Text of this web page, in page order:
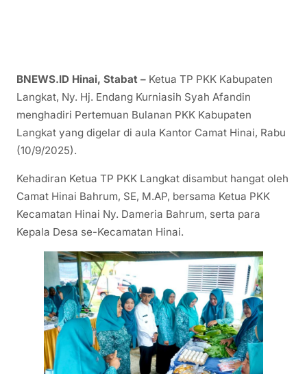
BNEWS.ID Hinai, Stabat – Ketua TP PKK Kabupaten
Langkat, Ny. Hj. Endang Kurniasih Syah Afandin
menghadiri Pertemuan Bulanan PKK Kabupaten
Langkat yang digelar di aula Kantor Camat Hinai, Rabu
(10/9/2025).
Kehadiran Ketua TP PKK Langkat disambut hangat oleh
Camat Hinai Bahrum, SE, M.AP, bersama Ketua PKK
Kecamatan Hinai Ny. Dameria Bahrum, serta para
Kepala Desa se-Kecamatan Hinai.